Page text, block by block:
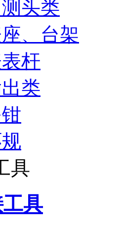
头类
、台架
杆
类
具
具